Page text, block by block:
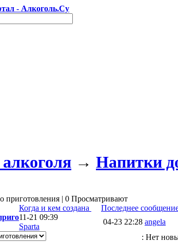
- Алкоголь.Су
→ Напитки
| 0 Просматривают
Когда и кем создана Последнее
11-21 09:39
Sparta
04-23 22:28 angela
: Нет